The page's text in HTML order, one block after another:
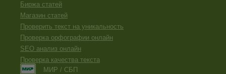
Биржа статей
Магазин статей
Проверить текст на уникальность
Проверка орфографии онлайн
SEO анализ онлайн
Проверка качества текста
МИР / СБП